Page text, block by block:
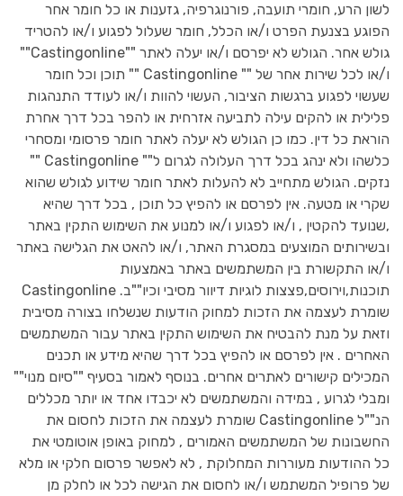
לשון הרע, חומרי תועבה, פורנוגרפיה, גזענות או כל חומר אחר
הפוגע בצנעת הפרט ו/או הכלל, חומר שעלול לפגוע ו/או להטריד
גולש אחר. הגולש לא יפרסם ו/או יעלה לאתר ""Castingonline""
ו/או לכל שירות אחר של "" Castingonline "" תוכן וכל חומר
שעשוי לפגוע ברגשות הציבור, העשוי להוות ו/או לעודד התנהגות
פלילית או להקים עילה לתביעה אזרחית או להפר בכל דרך אחרת
הוראת כל דין. כמו כן הגולש לא יעלה לאתר חומר פרסומי ומסחרי
כלשהו ולא ינהג בכל דרך העלולה לגרום ל"" Castingonline ""
נזקים. הגולש מתחייב לא להעלות לאתר חומר שידוע לגולש שהוא
שקרי או מטעה. אין לפרסם או להפיץ כל תוכן , בכל דרך שהיא
,שנועד להקטין , ו/או לפגוע ו/או למנוע את השימוש התקין באתר
ובשירותים המוצעים במסגרת האתר, ו/או להאט את הגלישה באתר
ו/או התקשורת בין המשתמשים באתר באמצעות
תוכנות,וירוסים,פצצות לוגיות דיוור מסיבי וכיו""ב. Castingonline
שומרת לעצמה את הזכות למחוק הודעות שנשלחו בצורה מסיבית
וזאת על מנת להבטיח את השימוש התקין באתר עבור המשתמשים
האחרים . אין לפרסם או להפיץ בכל דרך שהיא מידע או תכנים
המכילים קישורים לאתרים אחרים. בנוסף לאמור בסעיף ""סיום מנוי""
ומבלי לגרוע , במידה והמשתמשים לא יכבדו אחד או יותר מכללים
הנ""ל Castingonline שומרת לעצמה את הזכות לחסום את
החשבונות של המשתמשים האמורים , למחוק באופן אוטומטי את
כל ההודעות מעוררות המחלוקת , לא לאפשר פרסום חלקי או מלא
של פרופיל המשתמש ו/או לחסום את הגישה לכל או לחלק מן